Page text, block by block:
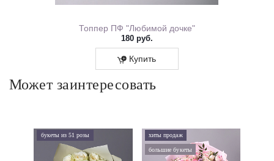
Топпер ПФ "Любимой дочке"
180 руб.
Купить
Может заинтересовать
букеты из 51 розы хиты продаж
большие букеты